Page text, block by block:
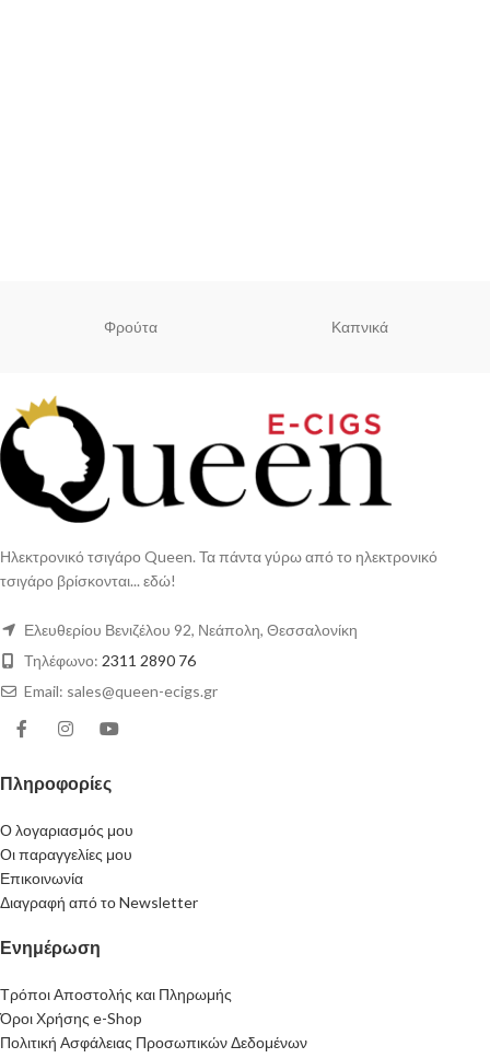
Φρούτα Καπνικά
Ηλεκτρονικό τσιγάρο Queen. Τα πάντα γύρω από το ηλεκτρονικό
τσιγάρο βρίσκονται... εδώ!
Ελευθερίου Βενιζέλου 92, Νεάπολη, Θεσσαλονίκη
Τηλέφωνο: 2311 2890 76
Email: sales@queen-ecigs.gr
Πληροφορίες
Ο λογαριασμός μου
Οι παραγγελίες μου
Επικοινωνία
Διαγραφή από το Newsletter
Ενημέρωση
Τρόποι Αποστολής και Πληρωμής
Όροι Χρήσης e-Shop
Πολιτική Ασφάλειας Προσωπικών Δεδομένων